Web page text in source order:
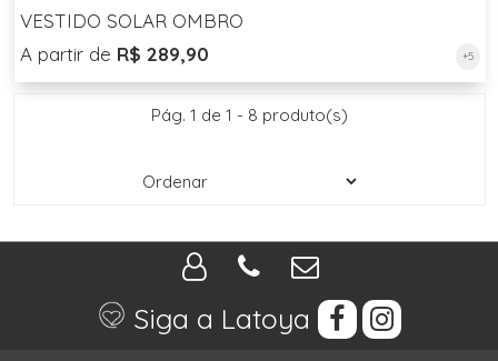
VESTIDO SOLAR OMBRO
A partir de R$ 289,90 +5
Pág. 1 de 1 - 8 produto(s)
Siga a Latoya